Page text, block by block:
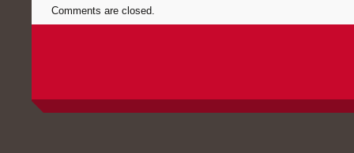
Comments are closed.